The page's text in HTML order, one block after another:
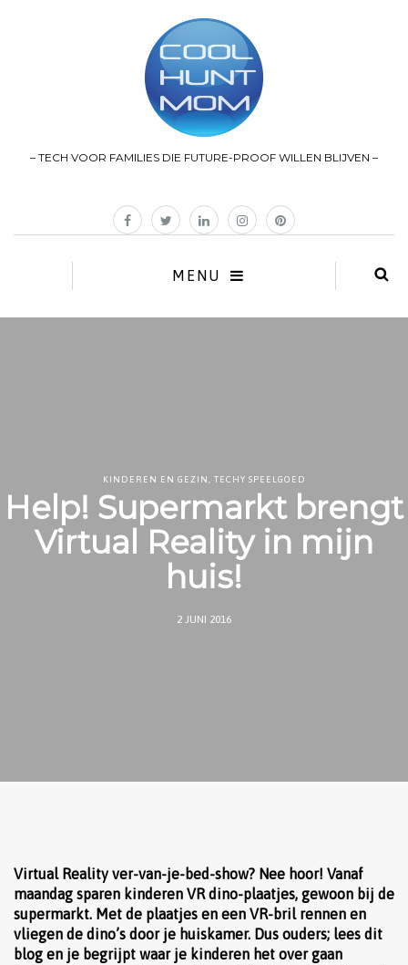
– TECH VOOR FAMILIES DIE FUTURE-PROOF WILLEN BLIJVEN –
MENU
KINDEREN EN GEZIN TECHY SPEELGOED
Help! Supermarkt brengt
Virtual Reality in mijn
huis!
2 JUNI 2016
Virtual Reality ver-van-je-bed-show? Nee hoor! Vanaf
maandag sparen kinderen VR dino-plaatjes, gewoon bij de
supermarkt. Met de plaatjes en een VR-bril rennen en
vliegen de dino’s door je huiskamer. Dus ouders; lees dit
blog en je begrijpt waar je kinderen het over gaan